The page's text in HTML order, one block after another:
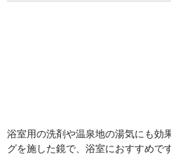
UB後付けタイプ
浴室用の洗剤や温泉地の湯気にも効
グを施した鏡で、浴室におすすめです